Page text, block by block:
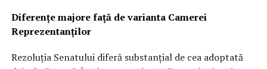
Dintre contractorii anunțați, Rocket Lab se detașează cu
o cotă de 397 de milioane de dolari. Compania cu sediul
„Flatellites” – un design revoluționar de sateliți plați,
Diferențe majore față de varianta Camerei
Reprezentanților
Rezoluția Senatului diferă substanțial de cea adoptată